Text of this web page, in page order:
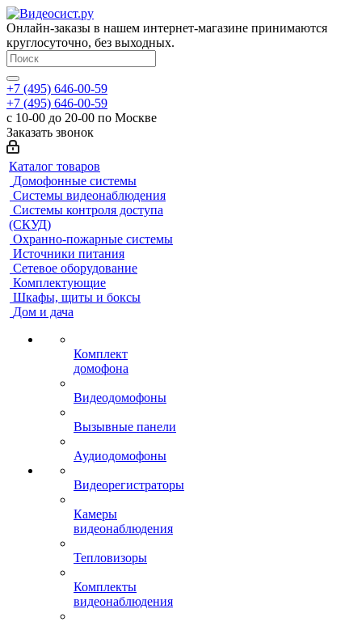
Онлайн-заказы в нашем интернет-магазине принимаются
круглосуточно, без выходных.
+7 (495) 646-00-59
+7 (495) 646-00-59
с 10-00 до 20-00 по Москве
Заказать звонок
Каталог товаров
Домофонные системы
Системы видеонаблюдения
Системы контроля доступа
(СКУД)
Охранно-пожарные системы
Источники питания
Сетевое оборудование
Комплектующие
Шкафы, щиты и боксы
Дом и дача
Комплект
домофона
Видеодомофоны
Вызывные панели
Аудиодомофоны
Видеорегистраторы
Камеры
видеонаблюдения
Тепловизоры
Комплекты
видеонаблюдения